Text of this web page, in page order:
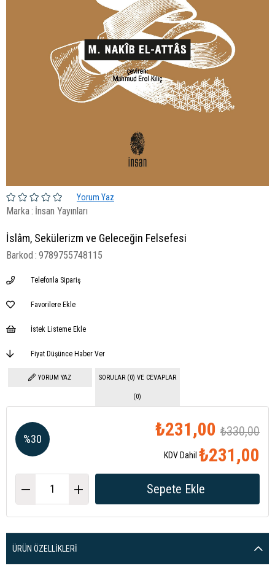
Yorum Yaz
Marka : İnsan Yayınları
İslâm, Sekülerizm ve Geleceğin Felsefesi
Barkod : 9789755748115
Telefonla Sipariş
Favorilere Ekle
İstek Listeme Ekle
Fiyat Düşünce Haber Ver
YORUM YAZ SORULAR (0) VE CEVAPLAR
(0)
%30
İndirim
₺330,00
₺231,00
KDV Dahil ₺231,00
ÜRÜN ÖZELLIKLERI